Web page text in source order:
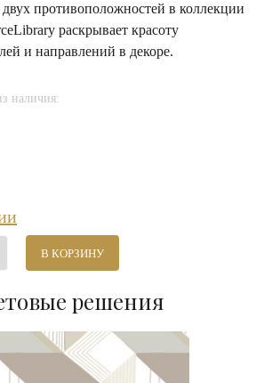
противоположностей в коллекции
раскрывает красоту
и направлений в декоре.
наличия:
В КОРЗИНУ
решения